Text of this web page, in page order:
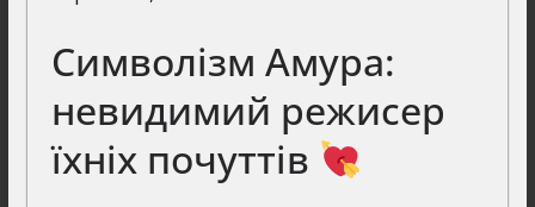
Символізм Амура:
невидимий режисер
їхніх почуттів